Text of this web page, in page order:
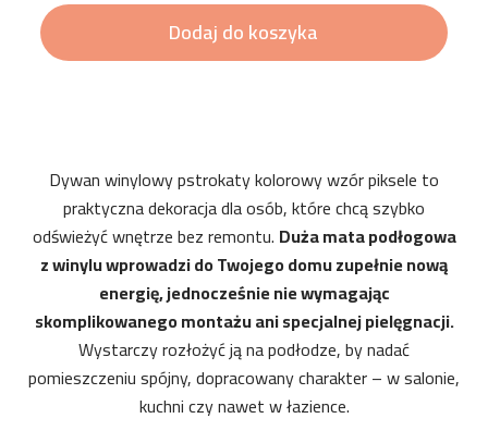
Dodaj do koszyka
Dywan winylowy pstrokaty kolorowy wzór piksele to
praktyczna dekoracja dla osób, które chcą szybko
odświeżyć wnętrze bez remontu. Duża mata podłogowa
z winylu wprowadzi do Twojego domu zupełnie nową
energię, jednocześnie nie wymagając
skomplikowanego montażu ani specjalnej pielęgnacji.
Wystarczy rozłożyć ją na podłodze, by nadać
pomieszczeniu spójny, dopracowany charakter – w salonie,
kuchni czy nawet w łazience.